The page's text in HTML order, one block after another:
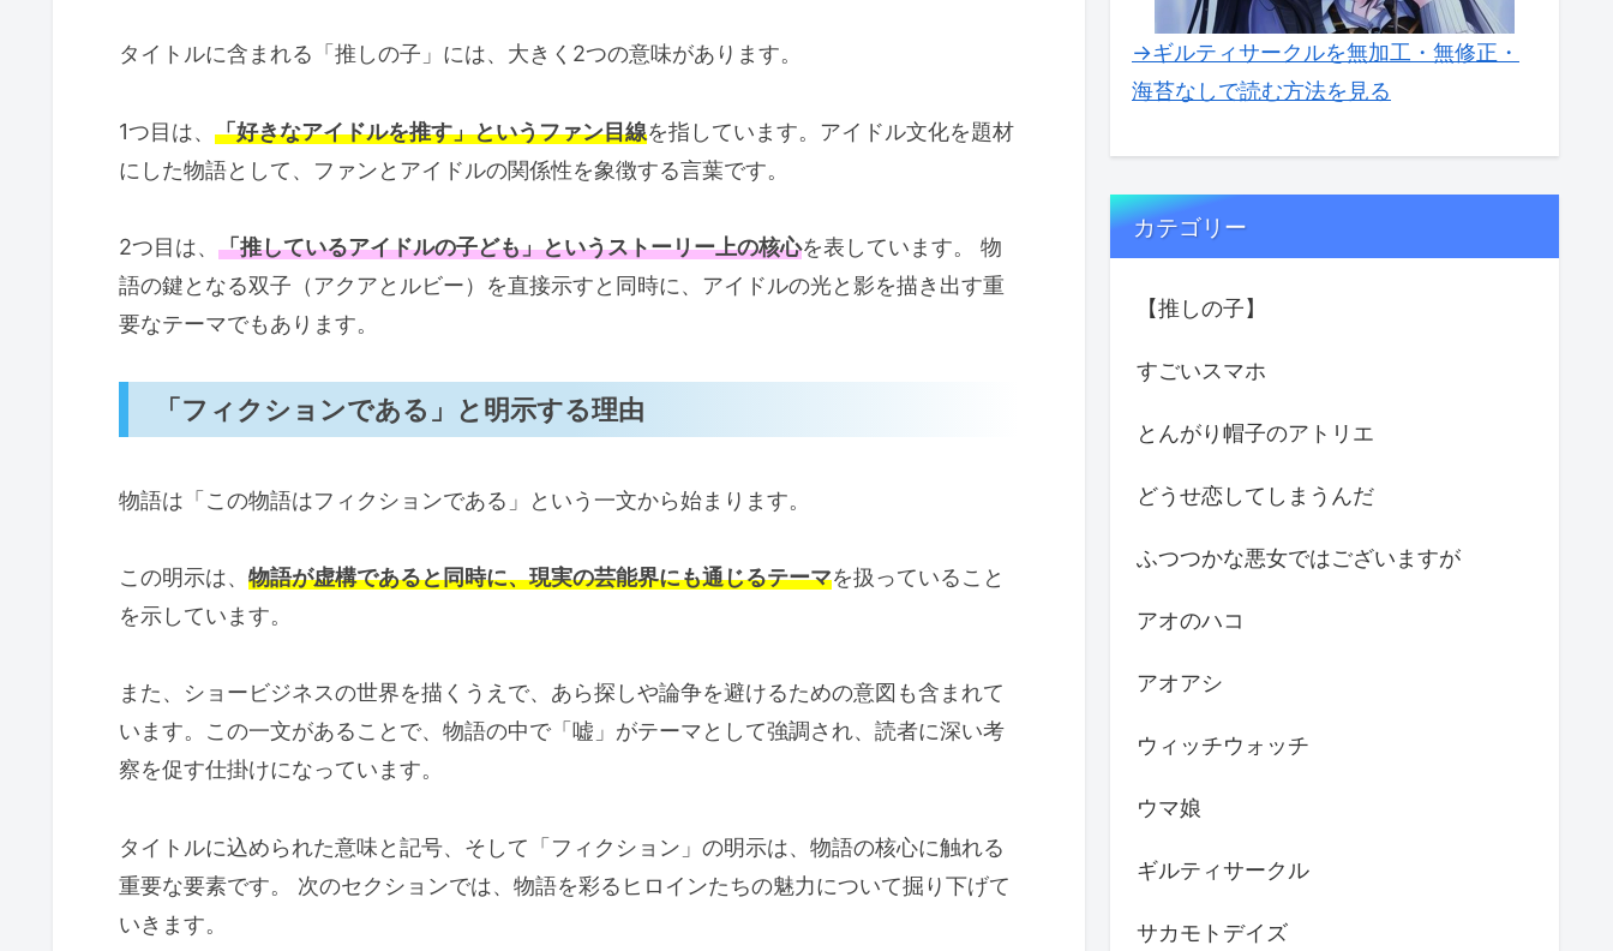
有馬かな：明るさと深みを兼ね備えた「光」のヒロイン
推しの子の舞台編で描かれるタイトルへの新たな挑戦
バトル漫画風演出への挑戦
役者VS役者が描く緊張感とキャラクターの成長
アイドルの古参ファンが示す物語の構造
『かぐや様』や他作品とのリンクの可能性
赤坂アカが語る「初期のサスペンスに回帰する物語」
横槍メンゴ先生が挑む「さらなるパワーアップ」
「推しの子のタイトル回収シーンを紹介！括弧には意味がある？」まとめ
タイトルに含まれる「推しの子」には、大きく2つの意味があります。
1つ目は、 「好きなアイドルを推す」というファン目線を指しています。アイドル文化を題材
にした物語として、ファンとアイドルの関係性を象徴する言葉です。
2つ目は、 「推しているアイドルの子ども」というストーリー上の核心を表しています。 物
語の鍵となる双子（アクアとルビー）を直接示すと同時に、アイドルの光と影を描き出す重
要なテーマでもあります。
「フィクションである」と明示する理由
物語は「この物語はフィクションである」という一文から始まります。
この明示は、 物語が虚構であると同時に、現実の芸能界にも通じるテーマを扱っていること
を示しています。
また、ショービジネスの世界を描くうえで、あら探しや論争を避けるための意図も含まれて
います。この一文があることで、物語の中で「嘘」がテーマとして強調され、読者に深い考
察を促す仕掛けになっています。
タイトルに込められた意味と記号、そして「フィクション」の明示は、物語の核心に触れる
重要な要素です。 次のセクションでは、物語を彩るヒロインたちの魅力について掘り下げて
いきます。
→ギルティサークルを無加工・無修正・
海苔なしで読む方法を見る
カテゴリー
【推しの子】
すごいスマホ
とんがり帽子のアトリエ
どうせ恋してしまうんだ
ふつつかな悪女ではございますが
アオのハコ
アオアシ
ウィッチウォッチ
ウマ娘
ギルティサークル
サカモトデイズ